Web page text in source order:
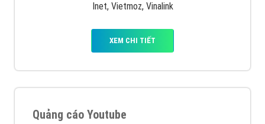
Inet, Vietmoz, Vinalink
XEM CHI TIẾT
Quảng cáo Youtube